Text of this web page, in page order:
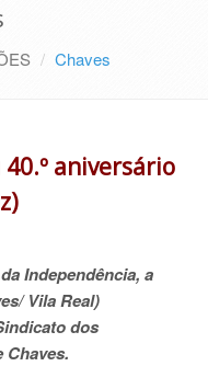
Chaves
aniversário
Independência, a
Vila Real)
dos
Chaves.